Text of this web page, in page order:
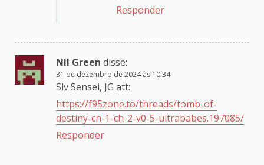
Responder
Nil Green disse:
31 de dezembro de 2024 às 10:34
Slv Sensei, JG att:
https://f95zone.to/threads/tomb-of-
destiny-ch-1-ch-2-v0-5-ultrababes.197085/
Responder